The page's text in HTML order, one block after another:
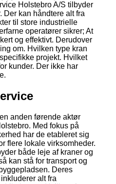
Holstebro A/S tilbyder
Der kan håndtere alt fra
til store industrielle
operatører sikrer; At
og effektivt. Derudover
om. Hvilken type kran
projekt. Hvilket
kunder. Der ikke har
anden førende aktør
Med fokus på
har de etableret sig
flere lokale virksomheder.
både leje af kraner og
kan stå for transport og
Deres
alt fra